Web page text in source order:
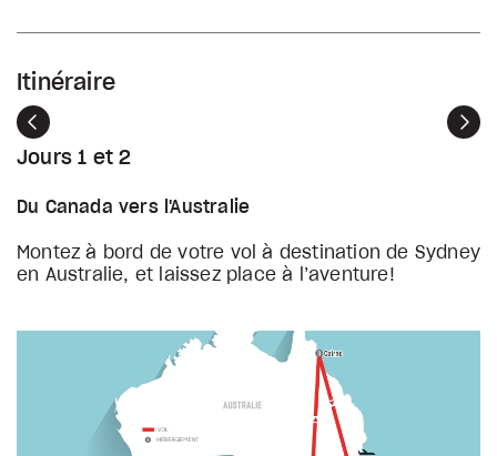
Itinéraire
Précédent
Jours 1 et 2
Du Canada vers l'Australie
Montez à bord de votre vol à destination de Sydney
en Australie, et laissez place à l’aventure!